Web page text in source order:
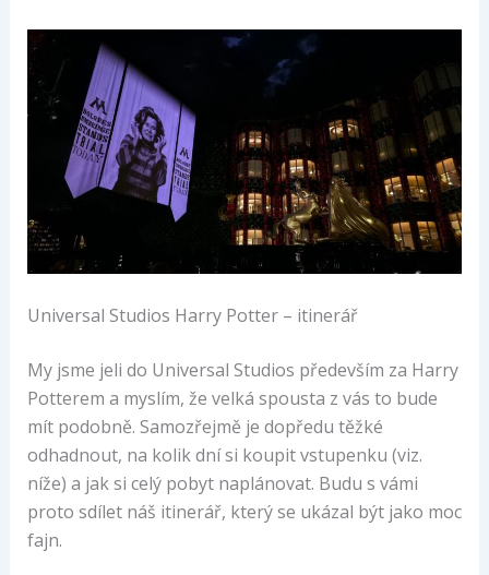
Universal Studios Harry Potter – itinerář
My jsme jeli do Universal Studios především za Harry
Potterem a myslím, že velká spousta z vás to bude
mít podobně. Samozřejmě je dopředu těžké
odhadnout, na kolik dní si koupit vstupenku (viz.
níže) a jak si celý pobyt naplánovat. Budu s vámi
proto sdílet náš itinerář, který se ukázal být jako moc
fajn.